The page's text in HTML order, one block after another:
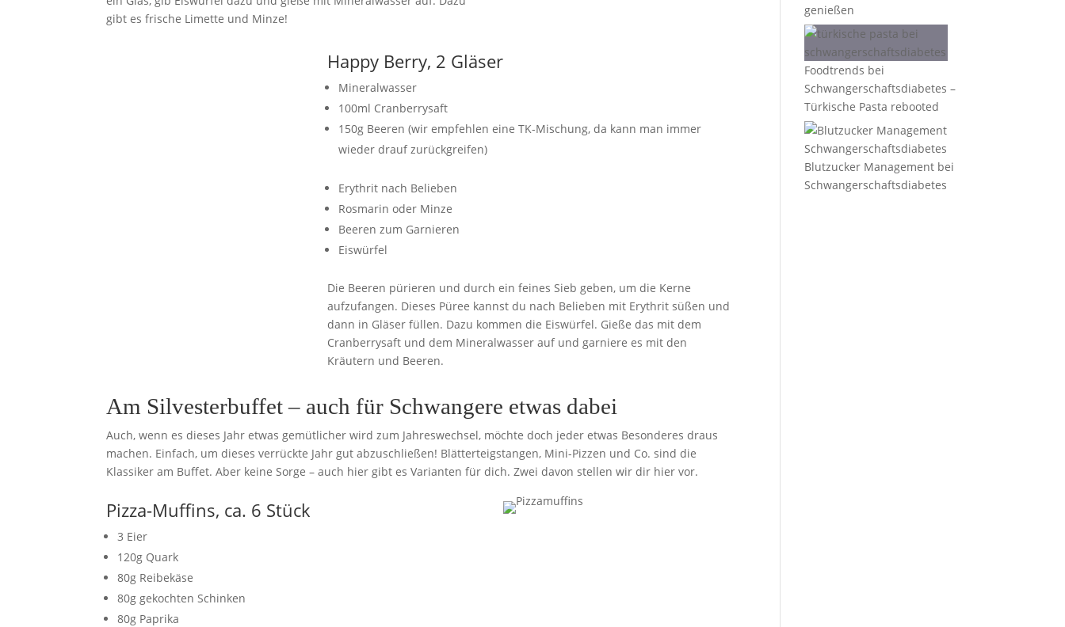
gibt es frische Limette und Minze!
Happy Berry, 2 Gläser
Mineralwasser
100ml Cranberrysaft
150g Beeren (wir empfehlen eine TK-Mischung, da kann man immer
wieder drauf zurückgreifen)
Erythrit nach Belieben
Rosmarin oder Minze
Beeren zum Garnieren
Eiswürfel
Die Beeren pürieren und durch ein feines Sieb geben, um die Kerne
aufzufangen. Dieses Püree kannst du nach Belieben mit Erythrit süßen und
dann in Gläser füllen. Dazu kommen die Eiswürfel. Gieße das mit dem
Cranberrysaft und dem Mineralwasser auf und garniere es mit den
Kräutern und Beeren.
Am Silvesterbuffet – auch für Schwangere etwas dabei
Auch, wenn es dieses Jahr etwas gemütlicher wird zum Jahreswechsel, möchte doch jeder etwas Besonderes draus
machen. Einfach, um dieses verrückte Jahr gut abzuschließen! Blätterteigstangen, Mini-Pizzen und Co. sind die
Klassiker am Buffet. Aber keine Sorge – auch hier gibt es Varianten für dich. Zwei davon stellen wir dir hier vor.
Pizza-Muffins, ca. 6 Stück
3 Eier
120g Quark
80g Reibekäse
80g gekochten Schinken
80g Paprika
genießen
Foodtrends bei
Schwangerschaftsdiabetes –
Türkische Pasta rebooted
Blutzucker Management bei
Schwangerschaftsdiabetes